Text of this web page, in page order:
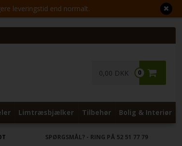
leveringstid end normalt.
0
0,00 DKK
Limtræsbjælker Tilbehør Bolig & Interiør
SPØRGSMÅL? - RING PÅ 52 51 77 79